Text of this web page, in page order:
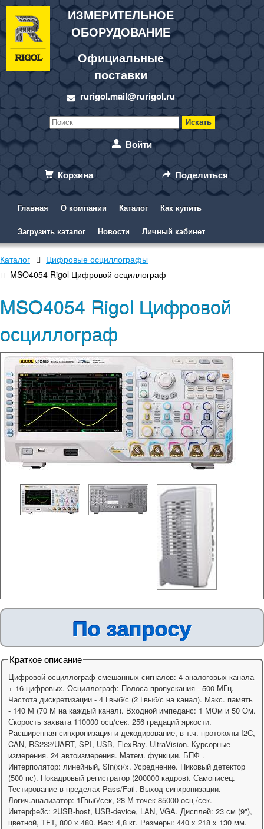
ИЗМЕРИТЕЛЬНОЕ
ОБОРУДОВАНИЕ
Официальные
поставки
rurigol.mail@rurigol.ru
Войти
Корзина Поделиться
Главная О компании Каталог Как купить
Загрузить каталог Новости Личный кабинет
Каталог
Цифровые осциллографы
MSO4054 Rigol Цифровой осциллограф
MSO4054 Rigol Цифровой
осциллограф
По запросу
Краткое описание
Цифровой осциллограф смешанных сигналов: 4 аналоговых канала
+ 16 цифровых. Осциллограф: Полоса пропускания - 500 МГц.
Частота дискретизации - 4 Гвыб/с (2 Гвыб/с на канал). Макс. память
- 140 М (70 М на каждый канал). Входной импеданс: 1 МОм и 50 Ом.
Скорость захвата 110000 осц/сек. 256 градаций яркости.
Расширенная синхронизация и декодирование, в т.ч. протоколы I2C,
CAN, RS232/UART, SPI, USB, FlexRay. UltraVision. Курсорные
измерения. 24 автоизмерения. Матем. функции. БПФ .
Интерполятор: линейный, Sin(x)/x. Усреднение. Пиковый детектор
(500 пс). Покадровый регистратор (200000 кадров). Самописец.
Тестирование в пределах Pass/Fail. Выход синхронизации.
Логич.анализатор: 1Гвыб/сек, 28 М точек 85000 осц /сек.
Интерфейс: 2USB-host, USB-device, LAN, VGA. Дисплей: 23 см (9"),
цветной, TFT, 800 х 480. Вес: 4,8 кг. Размеры: 440 x 218 x 130 мм.